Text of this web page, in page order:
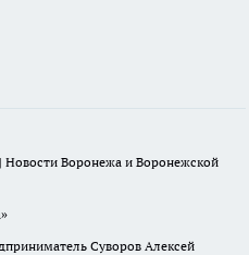
Воронежа и Воронежской
Суворов Алексей